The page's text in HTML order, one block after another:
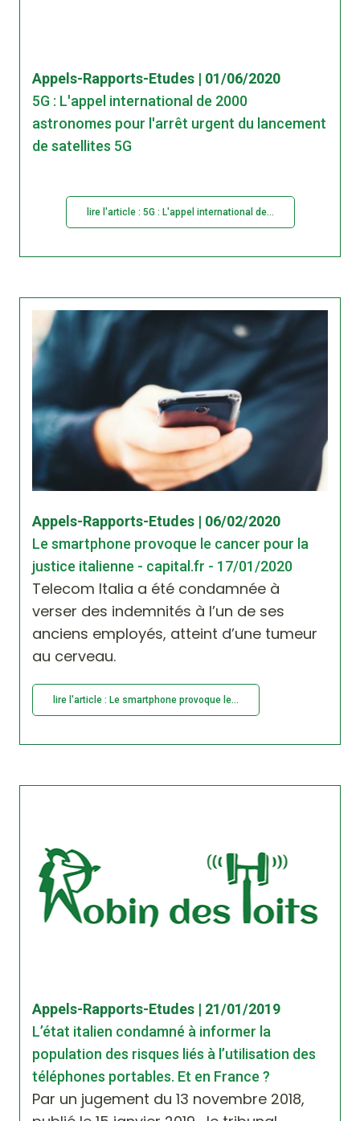
Appels-Rapports-Etudes | 01/06/2020
5G : L'appel international de 2000
astronomes pour l'arrêt urgent du lancement
de satellites 5G
lire l'article : 5G : L'appel international de...
Appels-Rapports-Etudes | 06/02/2020
Le smartphone provoque le cancer pour la
justice italienne - capital.fr - 17/01/2020
Telecom Italia a été condamnée à
verser des indemnités à l’un de ses
anciens employés, atteint d’une tumeur
au cerveau.
lire l'article : Le smartphone provoque le...
Appels-Rapports-Etudes | 21/01/2019
L’état italien condamné à informer la
population des risques liés à l’utilisation des
téléphones portables. Et en France ?
Par un jugement du 13 novembre 2018,